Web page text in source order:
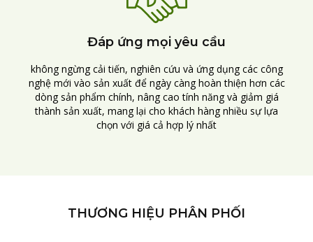
Đáp ứng mọi yêu cầu
không ngừng cải tiến, nghiên cứu và ứng dụng các công
nghệ mới vào sản xuất để ngày càng hoàn thiện hơn các
dòng sản phẩm chính, nâng cao tính năng và giảm giá
thành sản xuất, mang lại cho khách hàng nhiều sự lựa
chọn với giá cả hợp lý nhất
THƯƠNG HIỆU PHÂN PHỐI